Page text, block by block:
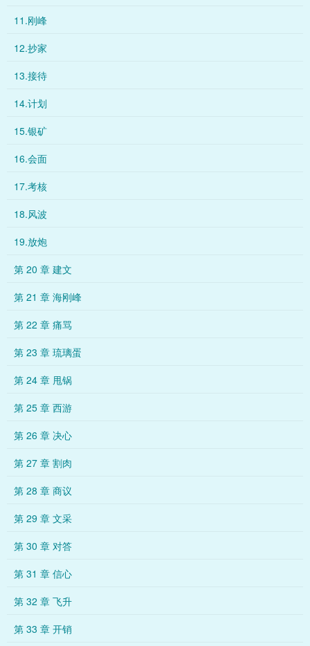
11.刚峰
12.抄家
13.接待
14.计划
15.银矿
16.会面
17.考核
18.风波
19.放炮
第 20 章 建文
第 21 章 海刚峰
第 22 章 痛骂
第 23 章 琉璃蛋
第 24 章 甩锅
第 25 章 西游
第 26 章 决心
第 27 章 割肉
第 28 章 商议
第 29 章 文采
第 30 章 对答
第 31 章 信心
第 32 章 飞升
第 33 章 开销